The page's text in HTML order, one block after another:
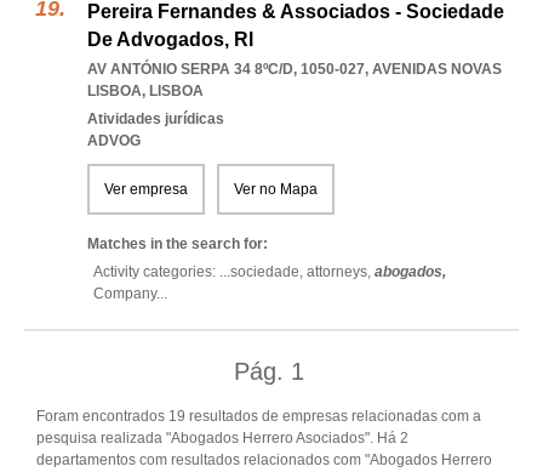
Pereira Fernandes & Associados - Sociedade
De Advogados, Rl
AV ANTÓNIO SERPA 34 8ºC/D, 1050-027, AVENIDAS NOVAS
LISBOA, LISBOA
Atividades jurídicas
ADVOG
Ver empresa Ver no Mapa
Matches in the search for:
Activity categories: ...sociedade, attorneys, abogados,
Company...
Pág. 1
Foram encontrados 19 resultados de empresas relacionadas com a
pesquisa realizada "Abogados Herrero Asociados". Há 2
departamentos com resultados relacionados com "Abogados Herrero